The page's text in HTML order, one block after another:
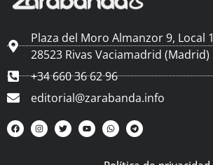
Plaza del Moro Almanzor 9, Local 1
28523 Rivas Vaciamadrid (Madrid)
+34 660 36 62 96
editorial@zarabanda.info